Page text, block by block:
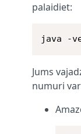
palaidiet:
java -
Jums
numuri